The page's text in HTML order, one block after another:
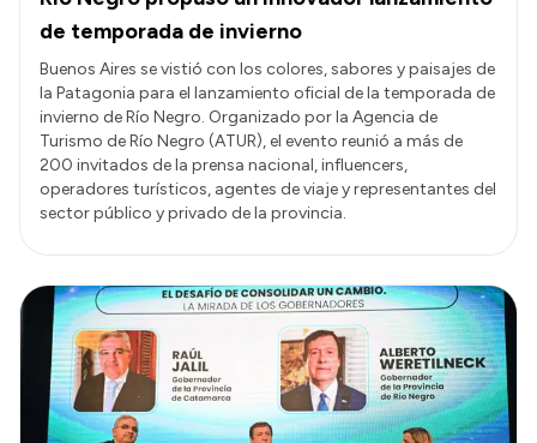
de temporada de invierno
Buenos Aires se vistió con los colores, sabores y paisajes de
la Patagonia para el lanzamiento oficial de la temporada de
invierno de Río Negro. Organizado por la Agencia de
Turismo de Río Negro (ATUR), el evento reunió a más de
200 invitados de la prensa nacional, influencers,
operadores turísticos, agentes de viaje y representantes del
sector público y privado de la provincia.